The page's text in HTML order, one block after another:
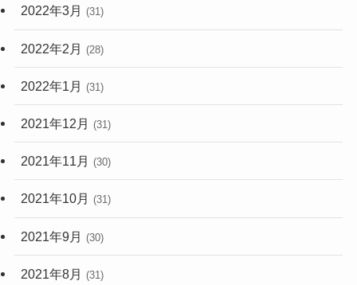
2022年3月 (31)
2022年2月 (28)
2022年1月 (31)
2021年12月 (31)
2021年11月 (30)
2021年10月 (31)
2021年9月 (30)
2021年8月 (31)